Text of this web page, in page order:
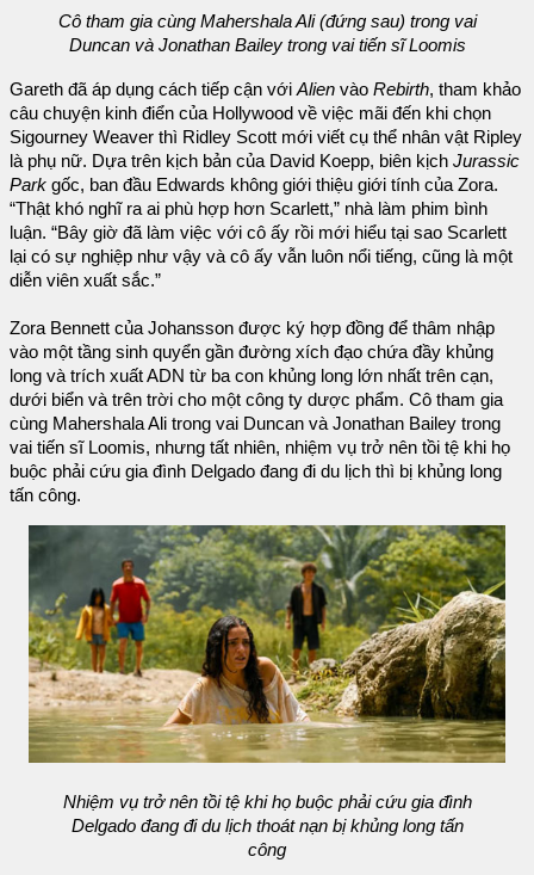
Cô tham gia cùng Mahershala Ali (đứng sau) trong vai
Duncan và Jonathan Bailey trong vai tiến sĩ Loomis
Gareth đã áp dụng cách tiếp cận vớiAlien vào Rebirth, tham khảo
câu chuyện kinh điển của Hollywood về việc mãi đến khi chọn
Sigourney Weaver thì Ridley Scott mới viết cụ thể nhân vật Ripley
là phụ nữ. Dựa trên kịch bản của David Koepp, biên kịch Jurassic
Park gốc, ban đầu Edwards không giới thiệu giới tính của Zora.
“Thật khó nghĩ ra ai phù hợp hơn Scarlett,” nhà làm phim bình
luận. “Bây giờ đã làm việc với cô ấy rồi mới hiểu tại sao Scarlett
lại có sự nghiệp như vậy và cô ấy vẫn luôn nổi tiếng, cũng là một
diễn viên xuất sắc.”
Zora Bennett của Johansson được ký hợp đồng để thâm nhập
vào một tầng sinh quyển gần đường xích đạo chứa đầy khủng
long và trích xuất ADN từ ba con khủng long lớn nhất trên cạn,
dưới biển và trên trời cho một công ty dược phẩm. Cô tham gia
cùng Mahershala Ali trong vai Duncan và Jonathan Bailey trong
vai tiến sĩ Loomis, nhưng tất nhiên, nhiệm vụ trở nên tồi tệ khi họ
buộc phải cứu gia đình Delgado đang đi du lịch thì bị khủng long
tấn công.
Nhiệm vụ trở nên tồi tệ khi họ buộc phải cứu gia đình
Delgado đang đi du lịch thoát nạn bị khủng long tấn
công